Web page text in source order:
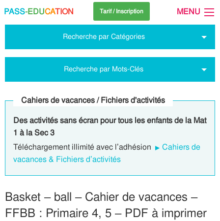
PASS-EDUCATION Tarif / Inscription MENU
Recherche par Catégories
Recherche par Mots-Clés
Cahiers de vacances / Fichiers d'activités
Des activités sans écran pour tous les enfants de la Mat
1 à la Sec 3
Téléchargement illimité avec l’adhésion
Cahiers de
vacances & Fichiers d’activités
Basket – ball – Cahier de vacances –
FFBB : Primaire 4, 5 – PDF à imprimer